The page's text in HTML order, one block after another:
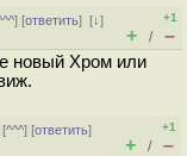
] [ответить][↓]
+1
+ / –
новый Хром или
[^^^] [ответить]
+1
+ / –